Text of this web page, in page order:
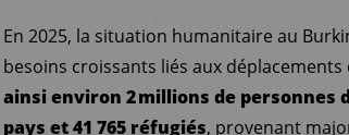
En 2025, la situation humanitaire au
besoins croissants liés aux
ainsi environ 2 millions de personnes
pays et 41 765 réfugiés, provenant